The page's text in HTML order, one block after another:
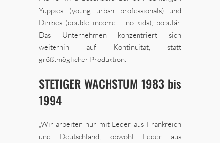
Yuppies (young urban professionals) und
Dinkies (double income – no kids), populär.
Das Unternehmen konzentriert sich
weiterhin auf Kontinuität, statt
größtmöglicher Produktion.
STETIGER WACHSTUM 1983 bis
1994
„Wir arbeiten nur mit Leder aus Frankreich
und Deutschland, obwohl Leder aus